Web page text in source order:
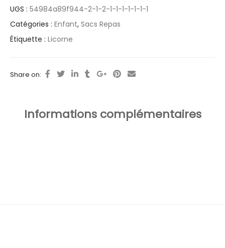
UGS : 54984a89f944-2-1-2-1-1-1-1-1-1-1
Catégories : Enfant, Sacs Repas
Étiquette : Licorne
Share on:
Informations complémentaires